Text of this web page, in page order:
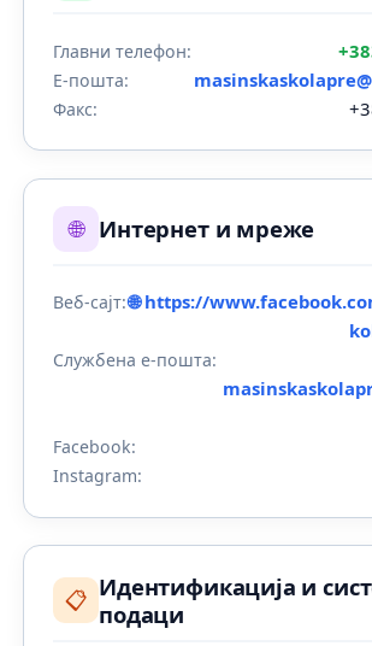
Главни телефон:
Е-пошта:
Факс:
🌐 Интернет и мреже
Веб-сајт:🌐 https://
Службена е-пошта:
Facebook:
Instagram:
📋 Идентификација и
подаци